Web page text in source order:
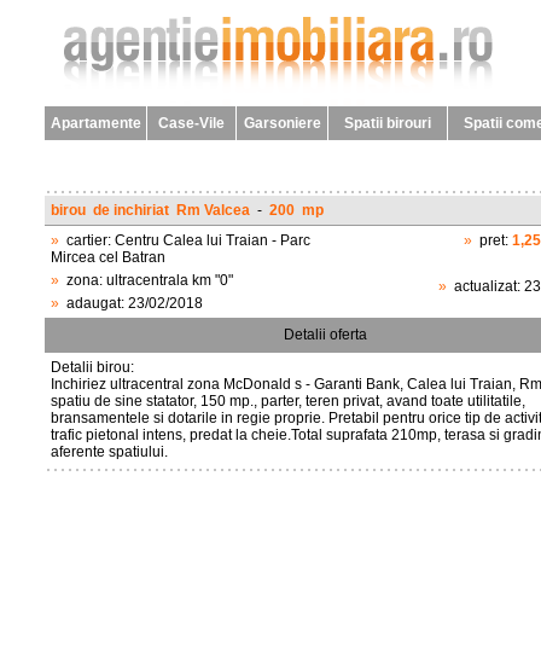
Apartamente Case-Vile Garsoniere Spatii birouri Spatii
birou de inchiriat Rm Valcea - 200 mp
» cartier: Centru Calea lui Traian - Parc
Mircea cel Batran
» zona: ultracentrala km "0"
» adaugat: 23/02/2018
» pret:
» actualizat:
Detalii oferta
Detalii birou:
Inchiriez ultracentral zona McDonald s - Garanti Bank, Calea lui Traian,
spatiu de sine statator, 150 mp., parter, teren privat, avand toate utilitatile,
bransamentele si dotarile in regie proprie. Pretabil pentru orice tip de
trafic pietonal intens, predat la cheie.Total suprafata 210mp, terasa si
aferente spatiului.